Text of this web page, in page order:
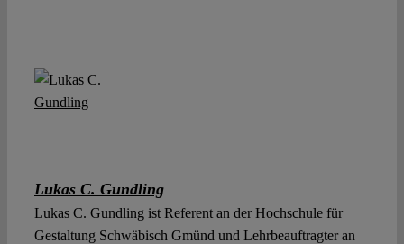
Lukas C. Gundling
Lukas C. Gundling ist Referent an der Hochschule für
Gestaltung Schwäbisch Gmünd und Lehrbeauftragter an